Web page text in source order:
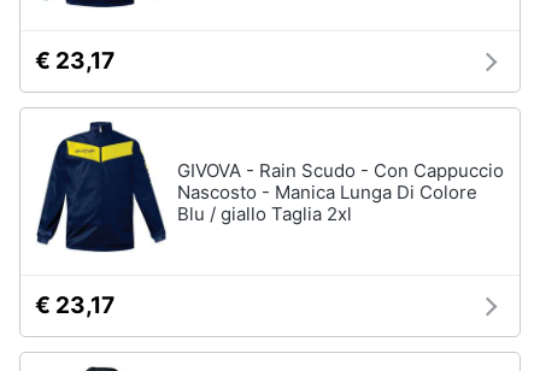
€ 23,17
GIVOVA - Rain Scudo - Con Cappuccio
Nascosto - Manica Lunga Di Colore
Blu / giallo Taglia 2xl
€ 23,17